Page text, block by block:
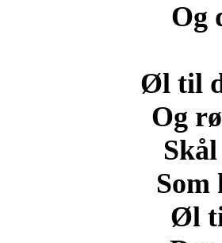
Og
Øl til
Og
Øl